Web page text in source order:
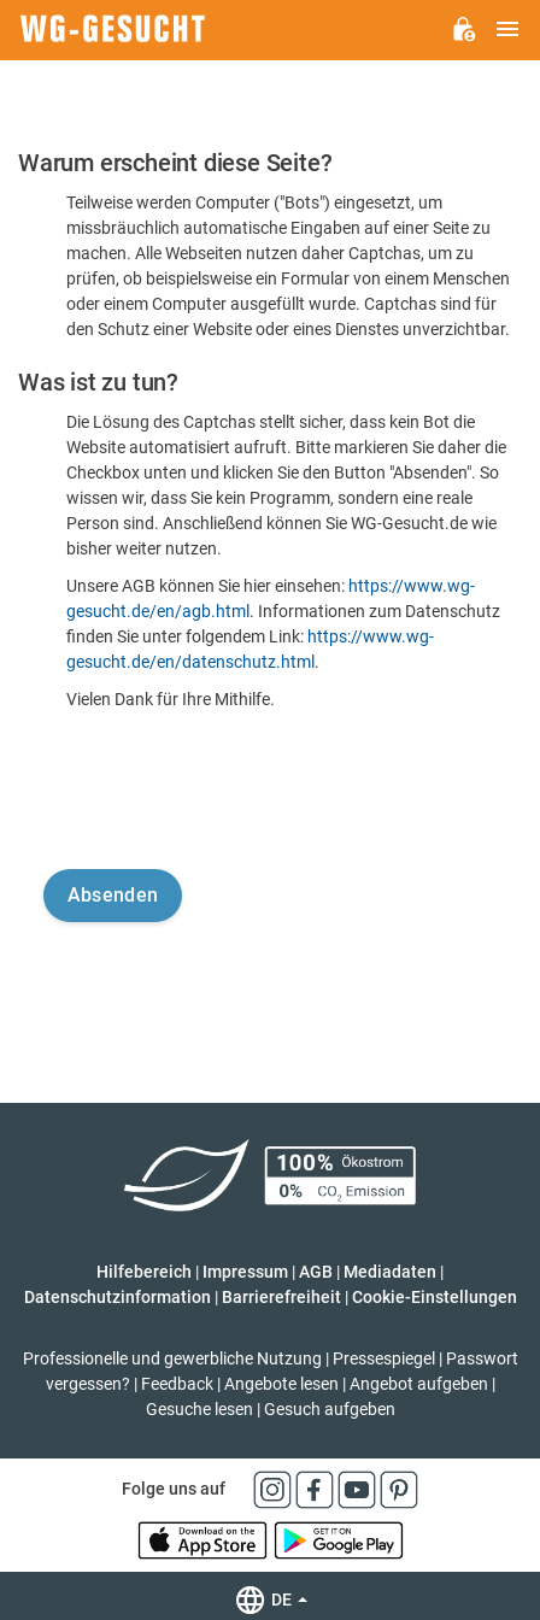
Bitte
dass
sind
Warum erscheint diese Seite?
Teilweise werden Computer ("Bots") eingesetzt, um
missbräuchlich automatische Eingaben auf einer Seite zu
machen. Alle Webseiten nutzen daher Captchas, um zu
prüfen, ob beispielsweise ein Formular von einem Menschen
oder einem Computer ausgefüllt wurde. Captchas sind für
den Schutz einer Website oder eines Dienstes unverzichtbar.
Was ist zu tun?
Die Lösung des Captchas stellt sicher, dass kein Bot die
Website automatisiert aufruft. Bitte markieren Sie daher die
Checkbox unten und klicken Sie den Button "Absenden". So
wissen wir, dass Sie kein Programm, sondern eine reale
Person sind. Anschließend können Sie WG-Gesucht.de wie
bisher weiter nutzen.
Unsere AGB können Sie hier einsehen: https://www.wg-
gesucht.de/en/agb.html . Informationen zum Datenschutz
finden Sie unter folgendem Link: https://www.wg-
gesucht.de/en/datenschutz.html .
Vielen Dank für Ihre Mithilfe.
Hilfebereich | Impressum |AGB | Mediadaten |
Datenschutzinformation | Barrierefreiheit | Cookie-Einstellungen
Professionelle und gewerbliche Nutzung | Pressespiegel | Passwort
vergessen? | Feedback | Angebote lesen | Angebot aufgeben |
Gesuche lesen | Gesuch aufgeben
Folge uns auf
DE